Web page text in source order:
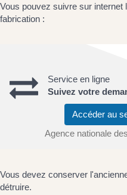
Vous pouvez suivre sur internet
fabrication :
Service en ligne
Suivez votre
Accéder au
Agence nationale
Vous devez conserver
détruire.